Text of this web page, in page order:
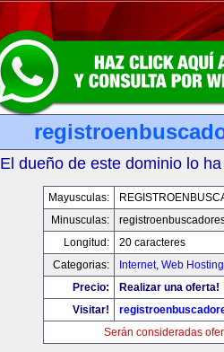
El dueño de este dominio lo
Mayusculas:
Minusculas:
Longitud:
20 caracteres
Categorias:
Internet, Web
Precio:
Realizar una oferta!
Visitar!
Serán consideradas